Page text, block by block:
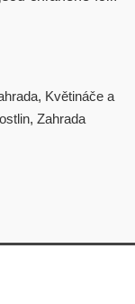
, Květináče a
, Zahrada